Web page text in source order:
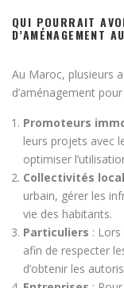
QUI POURRAIT
D’AMÉNAGEMENT
Au Maroc, plusieurs
d’aménagement
Promoteurs
leurs projets avec
optimiser
Collectivités
urbain, gérer les
vie des habitants.
Particuliers :
afin de respecter
d’obtenir les